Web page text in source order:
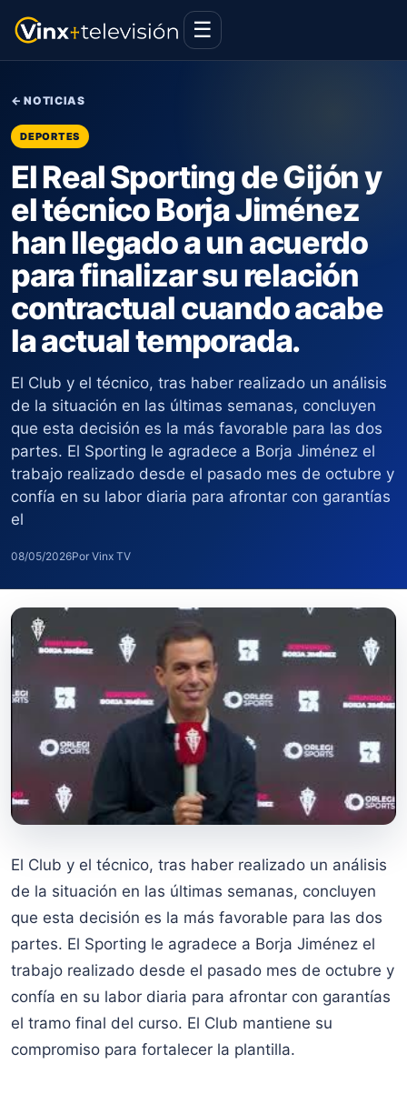
☰
← NOTICIAS
DEPORTES
El Real Sporting de Gijón y
el técnico Borja Jiménez
han llegado a un acuerdo
para finalizar su relación
contractual cuando acabe
la actual temporada.
El Club y el técnico, tras haber realizado un análisis
de la situación en las últimas semanas, concluyen
que esta decisión es la más favorable para las dos
partes. El Sporting le agradece a Borja Jiménez el
trabajo realizado desde el pasado mes de octubre y
confía en su labor diaria para afrontar con garantías
el
08/05/2026Por Vinx TV
El Club y el técnico, tras haber realizado un análisis
de la situación en las últimas semanas, concluyen
que esta decisión es la más favorable para las dos
partes. El Sporting le agradece a Borja Jiménez el
trabajo realizado desde el pasado mes de octubre y
confía en su labor diaria para afrontar con garantías
el tramo final del curso. El Club mantiene su
compromiso para fortalecer la plantilla.